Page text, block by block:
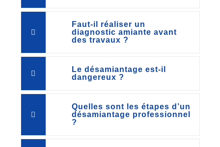
Faut-il réaliser un
diagnostic amiante avant
des travaux ?
Le désamiantage est-il
dangereux ?
Quelles sont les étapes d’un
désamiantage professionnel
?